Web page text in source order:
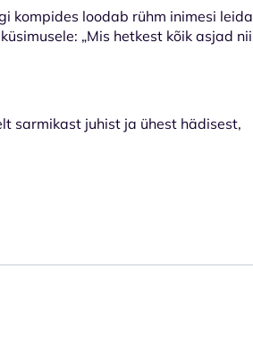
kompides loodab rühm inimesi leida
„Mis hetkest kõik asjad nii
sarmikast juhist ja ühest hädisest,